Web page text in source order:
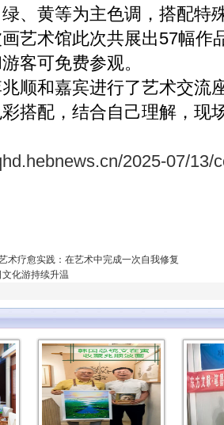
、黄等为主色调，搭配特
艺术馆此次共展出57幅作
客可免费参观。
顺和嘉宾进行了艺术交流
搭配，结合自己理解，现
2025-07/13/
术疗愈实践：在艺术中完成一次自我修复
化游持续升温